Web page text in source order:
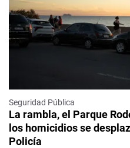
Seguridad Pública
La rambla, el Parque
los homicidios se
Policía